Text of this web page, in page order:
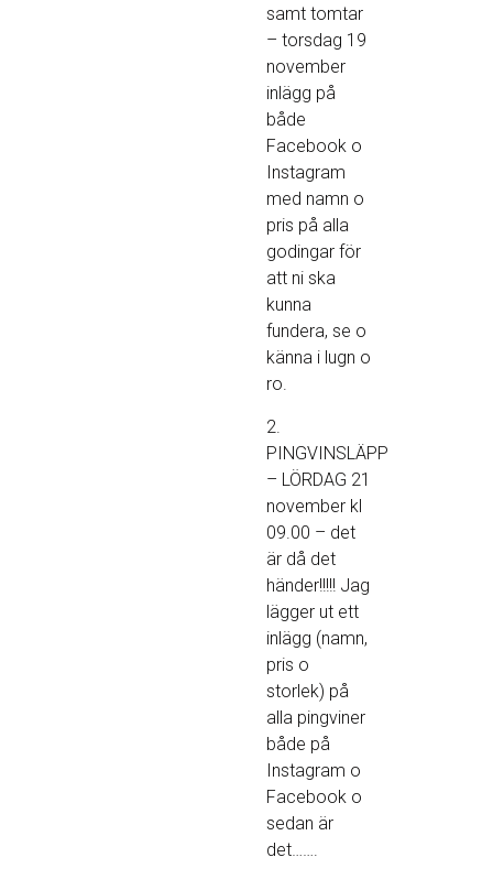
samt tomtar
– torsdag 19
november
inlägg på
både
Facebook o
Instagram
med namn o
pris på alla
godingar för
att ni ska
kunna
fundera, se o
känna i lugn o
ro.
2.
PINGVINSLÄPP
– LÖRDAG 21
november kl
09.00 – det
är då det
händer!!!!! Jag
lägger ut ett
inlägg (namn,
pris o
storlek) på
alla pingviner
både på
Instagram o
Facebook o
sedan är
det…….